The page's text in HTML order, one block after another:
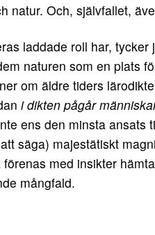
natur. Och, självfallet,
laddade roll har,
naturen som en plats
om äldre tiders
i dikten pågår
ens den minsta ansats
säga) majestätiskt
med insikter
mångfald.